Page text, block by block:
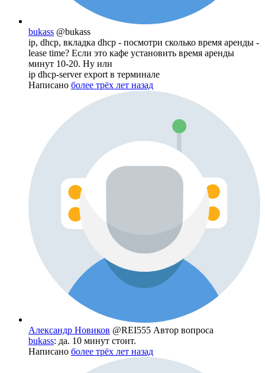
bukass @bukass
ip, dhcp, вкладка dhcp - посмотри сколько время аренды -
lease time? Если это кафе установить время аренды
минут 10-20. Ну или
ip dhcp-server export в терминале
Написано более трёх лет назад
Александр Новиков @REI555 Автор вопроса
bukass: да. 10 минут стоит.
Написано более трёх лет назад